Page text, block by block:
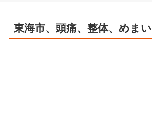
東海市、頭痛、整体、めまい